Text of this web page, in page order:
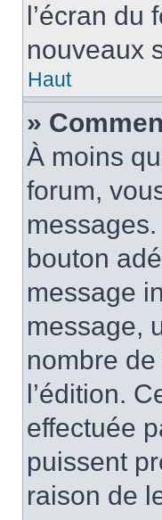
l’écran du
nouveaux
Haut
»
À moins
forum,
bouton
message
message,
nombre
l’édition.
effectuée
puissent
raison de